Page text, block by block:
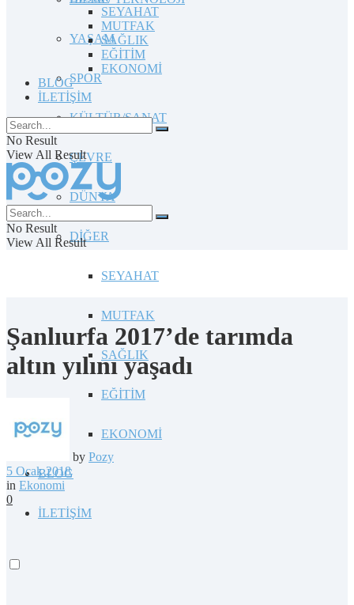
YAŞAM
SPOR
KÜLTÜR/SANAT
ÇEVRE
DÜNYA
DİĞER
SEYAHAT
MUTFAK
SAĞLIK
EĞİTİM
EKONOMİ
BLOG
İLETİŞİM
SEYAHAT
MUTFAK
SAĞLIK
EĞİTİM
EKONOMİ
BLOG
İLETİŞİM
No Result
View All Result
No Result
View All Result
Şanlıurfa 2017’de tarımda
altın yılını yaşadı
by Pozy
5 Ocak 2018
in Ekonomi
0